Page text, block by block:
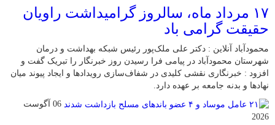
۱۷ مرداد ماه، سالروز گرامیداشت راویان
حقیقت گرامی باد
محمودآباد آنلاین : دکتر علی ملک‌پور رئیس شبکه بهداشت و درمان
شهرستان محمودآباد در پیامی فرا رسیدن روز خبرنگار را تبریک گفت و
افزود : خبرنگاری نقشی کلیدی در شفاف‌سازی رویدادها و ایجاد پیوند میان
نهادها و بدنه جامعه بر عهده دارد.
06 آگوست
2026